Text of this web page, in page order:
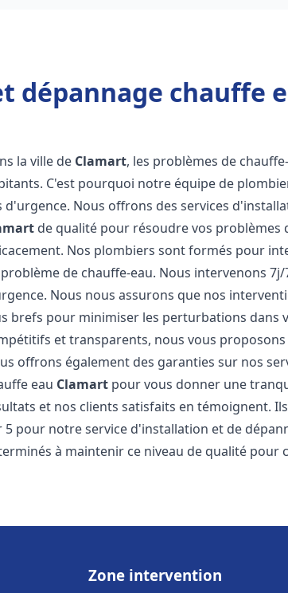
dépannage chauffe
la ville de Clamart, les problèmes de
C'est pourquoi notre équipe de
d'urgence. Nous offrons des services
de qualité pour résoudre vos problèmes
Nos plombiers sont formés pour
de chauffe-eau. Nous intervenons
Nous nous assurons que nos
brefs pour minimiser les perturbations dans
et transparents, nous vous
offrons également des garanties sur nos
eau Clamart pour vous donner une
et nos clients satisfaits en témoignent.
5 pour notre service d'installation et de
à maintenir ce niveau de qualité pour
Zone intervention